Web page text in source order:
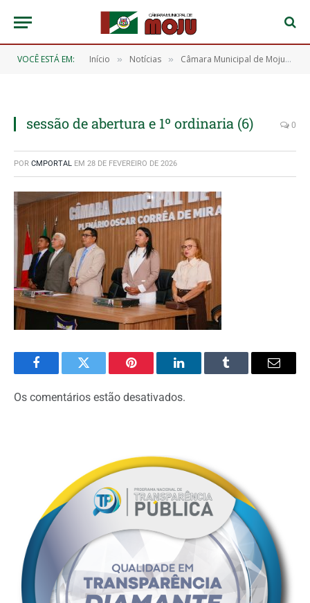
VOCÊ ESTÁ EM: Início » Notícias » Câmara Municipal de Moju realiza sessão solene de abertura do primeiro período Legislativo do ano de 2026
sessão de abertura e 1º ordinaria (6) 0
POR CMPORTAL EM 28 DE FEVEREIRO DE 2026
FacebookTwitter Pinterest O
LinkedIn
Tumblr
E-
Os comentários estão desativados.